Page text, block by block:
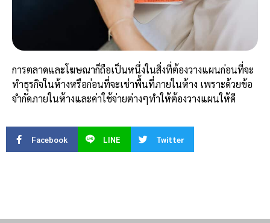
การตลาดและโฆษณาก็ถือเป็นหนึ่งในสิ่งที่ต้องวางแผนก่อนที่จะ
ทำธุรกิจในห้างหรือก่อนที่จะเช่าพื้นที่ภายในห้าง เพราะด้วยข้อ
จำกัดภายในห้างและค่าใช้จ่ายต่างๆทำให้ต้องวางแผนให้ดี
Facebook LINE Twitter